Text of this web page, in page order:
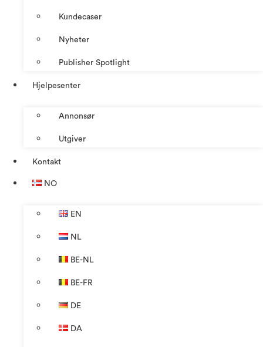
Kundecaser
Nyheter
Publisher Spotlight
Hjelpesenter
Annonsør
Utgiver
Kontakt
NO
EN
NL
BE-NL
BE-FR
DE
DA